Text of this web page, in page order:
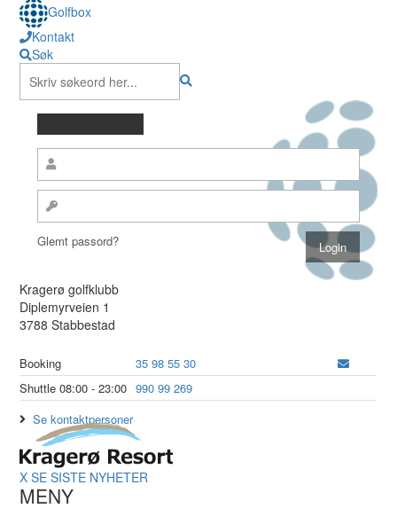
Golfbox
Kontakt
Søk
Glemt passord?
Kragerø golfklubb
Diplemyrveien 1
3788 Stabbestad
Booking
35 98 55 30
Shuttle 08:00 - 23:00 990 99 269
Se kontaktpersoner
X SE SISTE NYHETER
MENY